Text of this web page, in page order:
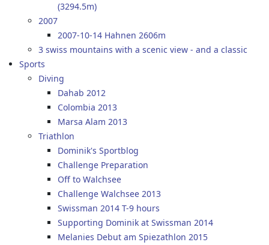
(3294.5m)
2007
2007-10-14 Hahnen 2606m
3 swiss mountains with a scenic view - and a classic
Sports
Diving
Dahab 2012
Colombia 2013
Marsa Alam 2013
Triathlon
Dominik's Sportblog
Challenge Preparation
Off to Walchsee
Challenge Walchsee 2013
Swissman 2014 T-9 hours
Supporting Dominik at Swissman 2014
Melanies Debut am Spiezathlon 2015